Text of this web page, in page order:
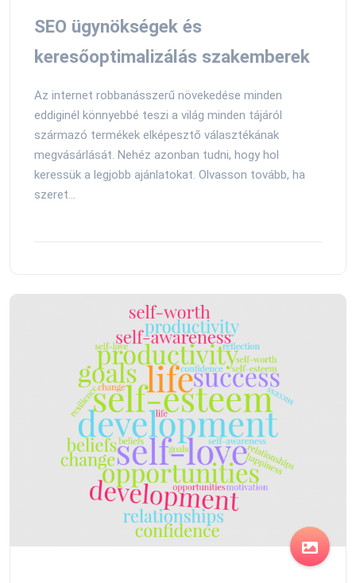
SEO ügynökségek és
keresőoptimalizálás szakemberek
Az internet robbanásszerű növekedése minden
eddiginél könnyebbé teszi a világ minden tájáról
származó termékek elképesztő választékának
megvásárlását. Nehéz azonban tudni, hogy hol
keressük a legjobb ajánlatokat. Olvasson tovább, ha
szeret...